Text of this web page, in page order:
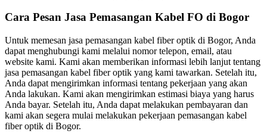
Cara Pesan Jasa Pemasangan Kabel FO di Bogor
Untuk memesan jasa pemasangan kabel fiber optik di Bogor, Anda
dapat menghubungi kami melalui nomor telepon, email, atau
website kami. Kami akan memberikan informasi lebih lanjut tentang
jasa pemasangan kabel fiber optik yang kami tawarkan. Setelah itu,
Anda dapat mengirimkan informasi tentang pekerjaan yang akan
Anda lakukan. Kami akan mengirimkan estimasi biaya yang harus
Anda bayar. Setelah itu, Anda dapat melakukan pembayaran dan
kami akan segera mulai melakukan pekerjaan pemasangan kabel
fiber optik di Bogor.